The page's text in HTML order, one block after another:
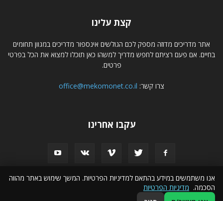
קצת עלינו
אתר מדריכים מדוזה מספק לכם הגולשים אינספור מדריכים במגוון תחומים
בחיים. אם פעם רציתם לחפש מדריך למשהו כאן תוכלו למצוא את הכל בפרטי
פרטים.
צרו קשר: office@mekomonet.co.il
עקבו אחרינו
פרסמו אצלנו הצהרת נגישות
אנו משתמשים במידע בהתאם למדיניות הפרטיות. המשך שימוש באתר מהווה
הסכמה. מדיניות הפרטיות